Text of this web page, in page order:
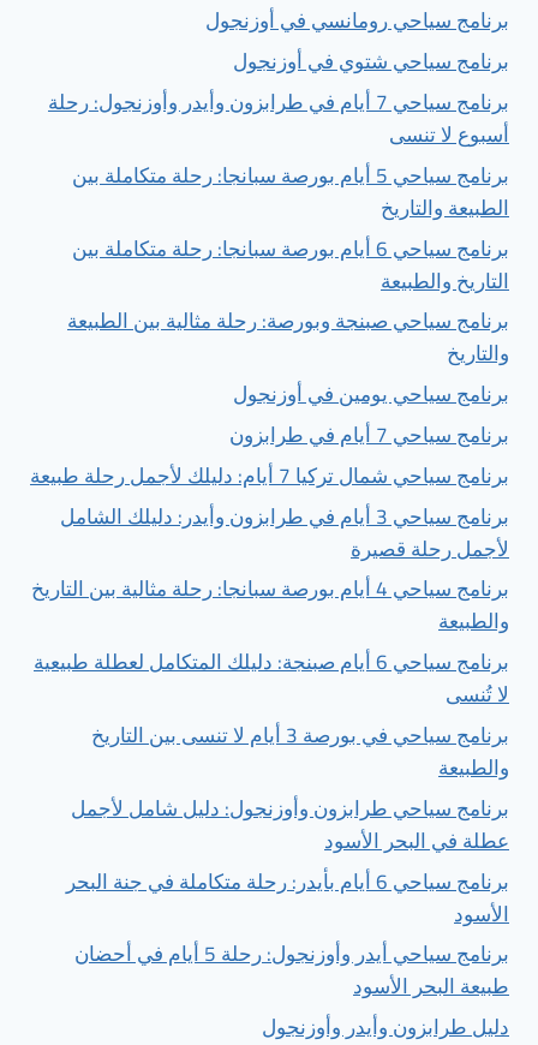
برنامج سياحي رومانسي في أوزنجول
برنامج سياحي شتوي في أوزنجول
برنامج سياحي 7 أيام في طرابزون وأيدر وأوزنجول: رحلة
أسبوع لا تنسى
برنامج سياحي 5 أيام بورصة سبانجا: رحلة متكاملة بين
الطبيعة والتاريخ
برنامج سياحي 6 أيام بورصة سبانجا: رحلة متكاملة بين
التاريخ والطبيعة
برنامج سياحي صبنجة وبورصة: رحلة مثالية بين الطبيعة
والتاريخ
برنامج سياحي يومين في أوزنجول
برنامج سياحي 7 أيام في طرابزون
برنامج سياحي شمال تركيا 7 أيام: دليلك لأجمل رحلة طبيعة
برنامج سياحي 3 أيام في طرابزون وأيدر: دليلك الشامل
لأجمل رحلة قصيرة
برنامج سياحي 4 أيام بورصة سبانجا: رحلة مثالية بين التاريخ
والطبيعة
برنامج سياحي 6 أيام صبنجة: دليلك المتكامل لعطلة طبيعية
لا تُنسى
برنامج سياحي في بورصة 3 أيام لا تنسى بين التاريخ
والطبيعة
برنامج سياحي طرابزون وأوزنجول: دليل شامل لأجمل
عطلة في البحر الأسود
برنامج سياحي 6 أيام بأيدر: رحلة متكاملة في جنة البحر
الأسود
برنامج سياحي أيدر وأوزنجول: رحلة 5 أيام في أحضان
طبيعة البحر الأسود
دليل طرابزون وأيدر وأوزنجول